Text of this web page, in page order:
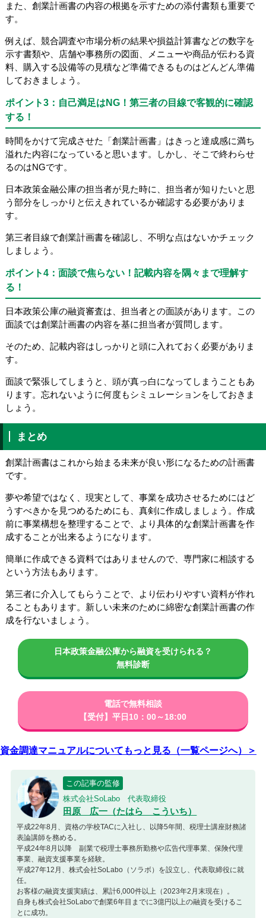
また、創業計画書の内容の根拠を示すための添付書類も重要で
す。
例えば、競合調査や市場分析の結果や損益計算書などの数字を
示す書類や、店舗や事務所の図面、メニューや商品が伝わる資
料、購入する設備等の見積など準備できるものはどんどん準備
しておきましょう。
ポイント3：自己満足はNG！第三者の目線で客観的に確認
する！
時間をかけて完成させた「創業計画書」はきっと達成感に満ち
溢れた内容になっていると思います。しかし、そこで終わらせ
るのはNGです。
日本政策金融公庫の担当者が見た時に、担当者が知りたいと思
う部分をしっかりと伝えきれているか確認する必要がありま
す。
第三者目線で創業計画書を確認し、不明な点はないかチェック
しましょう。
ポイント4：面談で焦らない！記載内容を隅々まで理解す
る！
日本政策公庫の融資審査は、担当者との面談があります。この
面談では創業計画書の内容を基に担当者が質問します。
そのため、記載内容はしっかりと頭に入れておく必要がありま
す。
面談で緊張してしまうと、頭が真っ白になってしまうこともあ
ります。忘れないように何度もシミュレーションをしておきま
しょう。
まとめ
創業計画書はこれから始まる未来が良い形になるための計画書
です。
夢や希望ではなく、現実として、事業を成功させるためにはど
うすべきかを見つめるためにも、真剣に作成しましょう。作成
前に事業構想を整理することで、より具体的な創業計画書を作
成することが出来るようになります。
簡単に作成できる資料ではありませんので、専門家に相談する
という方法もあります。
第三者に介入してもらうことで、より伝わりやすい資料が作れ
ることもあります。新しい未来のために綿密な創業計画書の作
成を行ないましょう。
日本政策金融公庫から融資を受けられる？
無料診断
電話で無料相談
【受付】平日10：00～18:00
資金調達マニュアルについてもっと見る（一覧ページへ）＞
この記事の監修
株式会社SoLabo 代表取締役
田原 広一（たはら こういち）
平成22年8月、資格の学校TACに入社し、以降5年間、税理士講座財務諸
表論講師を務める。
平成24年8月以降 副業で税理士事務所勤務や広告代理事業、保険代理
事業、融資支援事業を経験。
平成27年12月、株式会社SoLabo（ソラボ）を設立し、代表取締役に就
任。
お客様の融資支援実績は、累計6,000件以上（2023年2月末現在）。
自身も株式会社SoLaboで創業6年目までに3億円以上の融資を受けるこ
とに成功。